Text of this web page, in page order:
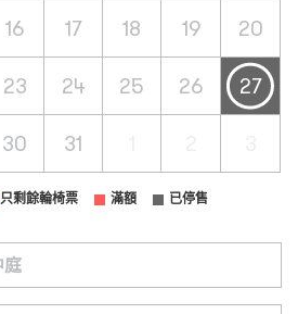
16 17 18 19 20
23 24 25 26 27
30 31
只剩餘輪椅票 滿額 已停售